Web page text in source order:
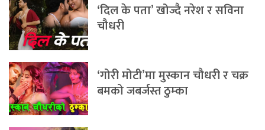
‘दिल के पता’ खोज्दै नरेश र सविना
चौधरी
‘गोरी मोटी’मा मुस्कान चौधरी र चक्र
बमको जबर्जस्त ठुम्का